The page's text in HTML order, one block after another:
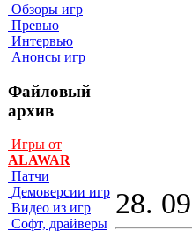
Обзоры игр
Превью
Интервью
Анонсы игр
Файловый
архив
Игры от
ALAWAR
Патчи
Демоверсии игр
Видео из игр
Софт, драйверы
28.